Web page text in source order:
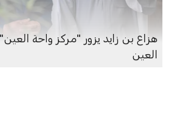
هزاع بن زايد يزور "مركز واحة
العين